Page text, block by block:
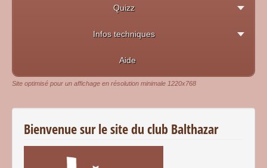
Quizz
Infos techniques
Aide
Site optimisé pour un affichage en résolution minimale 1220x768
Bienvenue sur le site du club Balthazar